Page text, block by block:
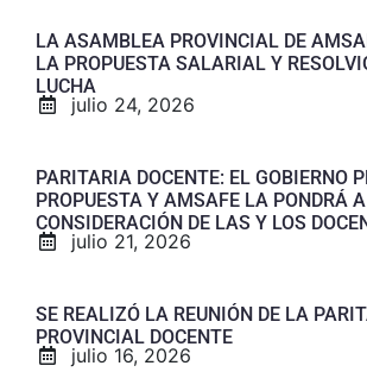
LA ASAMBLEA PROVINCIAL DE
LA PROPUESTA SALARIAL Y
LUCHA
julio 24, 2026
PARITARIA DOCENTE: EL GOBIERNO
PROPUESTA Y AMSAFE LA PONDRÁ A
CONSIDERACIÓN DE LAS Y LOS
julio 21, 2026
SE REALIZÓ LA REUNIÓN DE LA
PROVINCIAL DOCENTE
julio 16, 2026